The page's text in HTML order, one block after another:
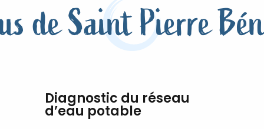
de Saint Pierre
Diagnostic du réseau
d’eau potable